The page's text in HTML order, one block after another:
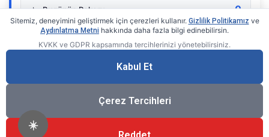
☀️
⭐ Bugünün Rekoru: 0
Gerçek zamanlı sayaç
Sitemiz, deneyimini geliştirmek için çerezleri kullanır. Gizlilik Politikamız ve
Aydınlatma Metni hakkında daha fazla bilgi edinebilirsin.
KVKK ve GDPR kapsamında tercihlerinizi yönetebilirsiniz.
Kabul Et
Çerez Tercihleri